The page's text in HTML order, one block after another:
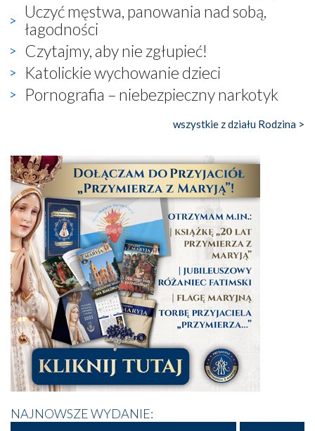
Uczyć męstwa, panowania nad sobą,
łagodności
Czytajmy, aby nie zgłupieć!
Katolickie wychowanie dzieci
Pornografia – niebezpieczny narkotyk
wszystkie z działu Rodzina >
NAJNOWSZE WYDANIE: